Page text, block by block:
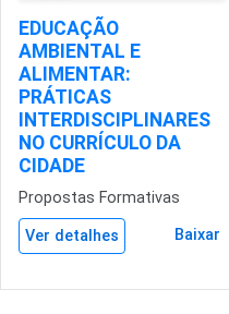
EDUCAÇÃO
AMBIENTAL E
ALIMENTAR:
PRÁTICAS
INTERDISCIPLINARES
NO CURRÍCULO DA
CIDADE
Propostas Formativas
Ver detalhes Baixar